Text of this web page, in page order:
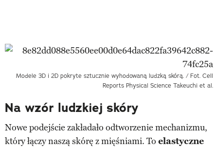
Modele 3D i 2D pokryte sztucznie wyhodowaną ludzką skórą. / Fot. Cell
Reports Physical Science Takeuchi et al.
Na wzór ludzkiej skóry
Nowe podejście zakładało odtworzenie mechanizmu,
który łączy naszą skórę z mięśniami. To elastyczne